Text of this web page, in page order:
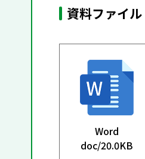
資料ファイル
Word
doc/20.0KB